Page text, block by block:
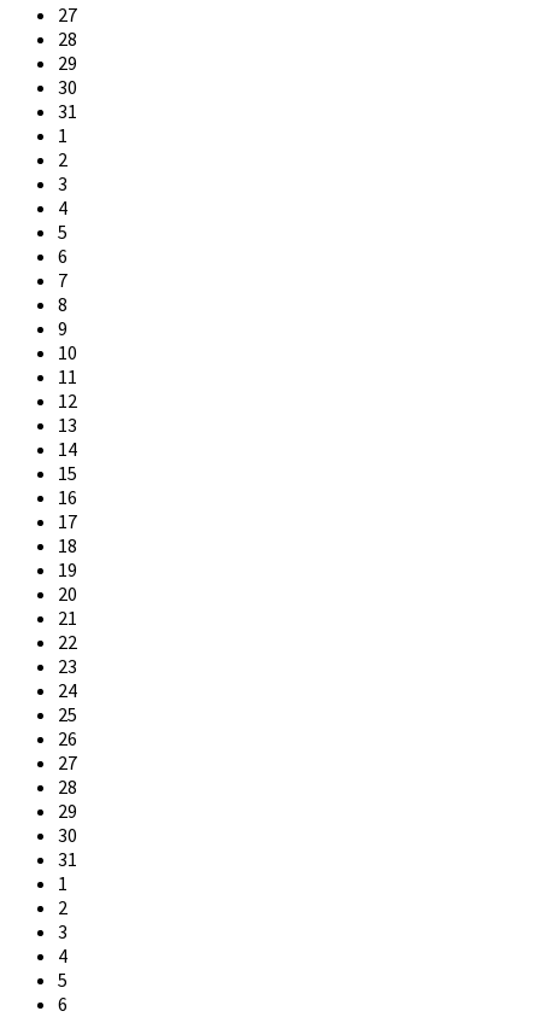
27
28
29
30
31
1
2
3
4
5
6
7
8
9
10
11
12
13
14
15
16
17
18
19
20
21
22
23
24
25
26
27
28
29
30
31
1
2
3
4
5
6